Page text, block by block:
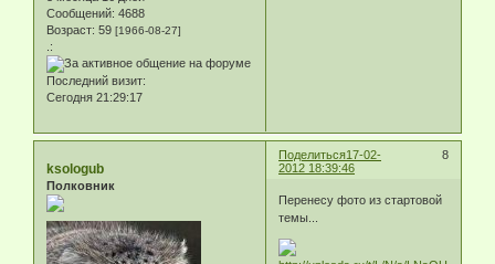
Сообщений: 4688
Возраст: 59 [1966-08-27]
.:
Последний визит:
Сегодня 21:29:17
Поделиться 8
17-02-
2012 18:39:46
ksologub
Полковник
Перенесу фото из стартовой
темы...